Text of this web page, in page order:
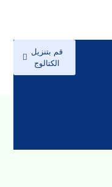
قم بتنزيل
الكتالوج